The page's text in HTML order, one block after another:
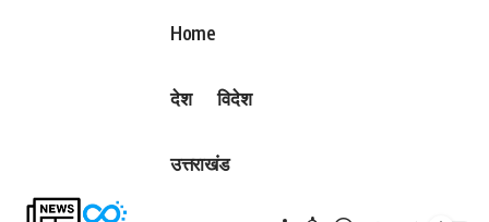
Home
देश विदेश
उत्तराखंड